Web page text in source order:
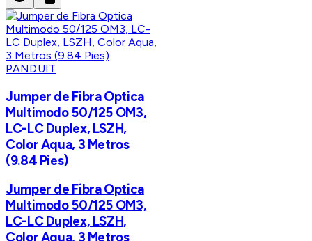
PANDUIT
Jumper de Fibra Optica
Multimodo 50/125 OM3,
LC-LC Duplex, LSZH,
Color Aqua, 3 Metros
(9.84 Pies)
Jumper de Fibra Optica
Multimodo 50/125 OM3,
LC-LC Duplex, LSZH,
Color Aqua, 3 Metros